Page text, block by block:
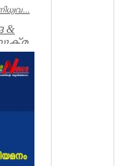
&
യുക്മ